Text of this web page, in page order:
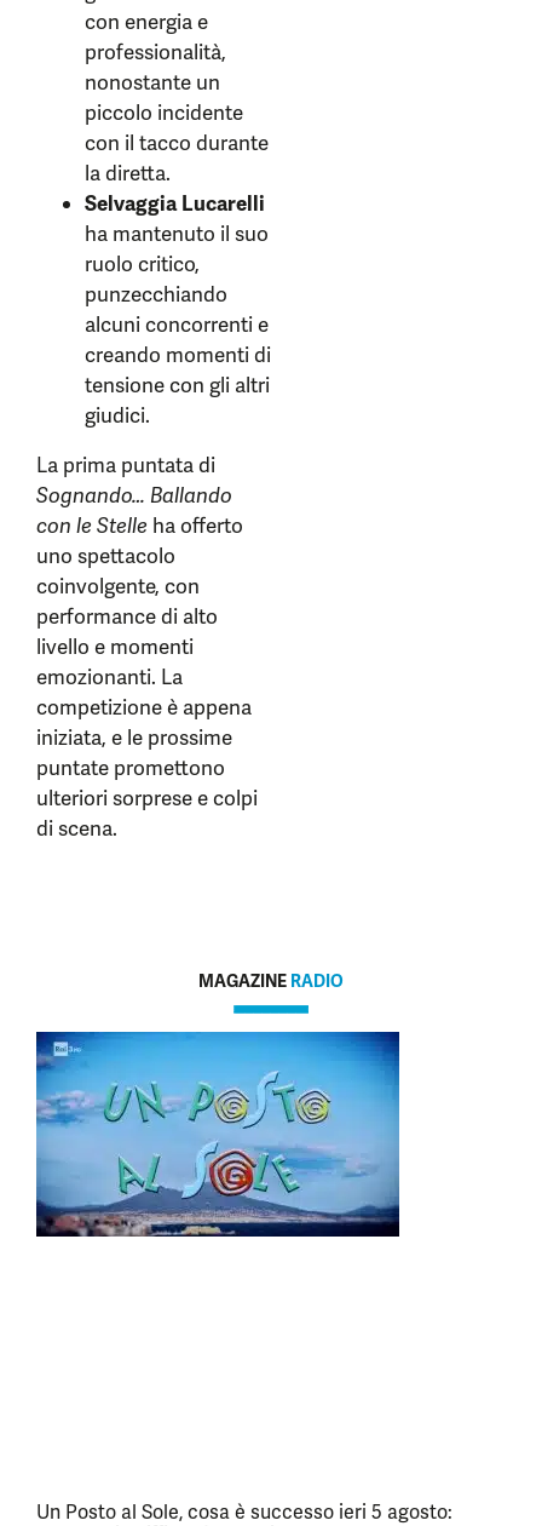
con energia e
professionalità,
nonostante un
piccolo incidente
con il tacco durante
la diretta.
Selvaggia Lucarelli
ha mantenuto il suo
ruolo critico,
punzecchiando
alcuni concorrenti e
creando momenti di
tensione con gli altri
giudici.
La prima puntata di
Sognando… Ballando
con le Stelle ha offerto
uno spettacolo
coinvolgente, con
performance di alto
livello e momenti
emozionanti. La
competizione è appena
iniziata, e le prossime
puntate promettono
ulteriori sorprese e colpi
di scena.
MAGAZINE RADIO
Un Posto al Sole, cosa è successo ieri 5 agosto: